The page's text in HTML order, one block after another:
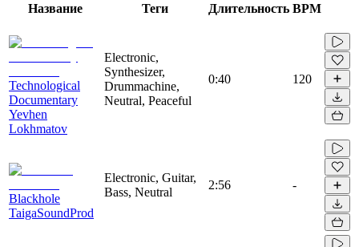
Название Теги Длительность BPM
Technological
Documentary
Yevhen
Lokhmatov
Electronic,
Synthesizer,
Drummachine,
Neutral, Peaceful
0:40 120
Blackhole
TaigaSoundProd
Electronic, Guitar,
Bass, Neutral
2:56 -